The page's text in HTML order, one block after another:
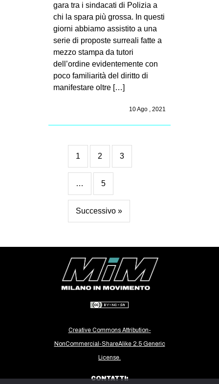
gara tra i sindacati di Polizia a
chi la spara più grossa. In questi
giorni abbiamo assistito a una
serie di proposte surreali fatte a
mezzo stampa da tutori
dell’ordine evidentemente con
poco familiarità del diritto di
manifestare oltre […]
10 Ago , 2021
1 2 3
… 5
Successivo »
Creative Commons Attribution-
NonCommercial-ShareAlike 2.5 Generic
License.
CONTATTI: